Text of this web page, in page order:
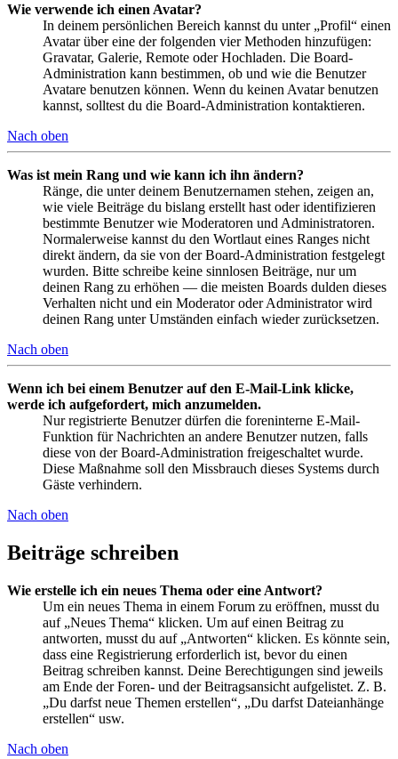
Wie verwende ich einen Avatar?
In deinem persönlichen Bereich kannst du unter „Profil“ einen
Avatar über eine der folgenden vier Methoden hinzufügen:
Gravatar, Galerie, Remote oder Hochladen. Die Board-
Administration kann bestimmen, ob und wie die Benutzer
Avatare benutzen können. Wenn du keinen Avatar benutzen
kannst, solltest du die Board-Administration kontaktieren.
Nach oben
Was ist mein Rang und wie kann ich ihn ändern?
Ränge, die unter deinem Benutzernamen stehen, zeigen an,
wie viele Beiträge du bislang erstellt hast oder identifizieren
bestimmte Benutzer wie Moderatoren und Administratoren.
Normalerweise kannst du den Wortlaut eines Ranges nicht
direkt ändern, da sie von der Board-Administration festgelegt
wurden. Bitte schreibe keine sinnlosen Beiträge, nur um
deinen Rang zu erhöhen — die meisten Boards dulden dieses
Verhalten nicht und ein Moderator oder Administrator wird
deinen Rang unter Umständen einfach wieder zurücksetzen.
Nach oben
Wenn ich bei einem Benutzer auf den E-Mail-Link klicke,
werde ich aufgefordert, mich anzumelden.
Nur registrierte Benutzer dürfen die foreninterne E-Mail-
Funktion für Nachrichten an andere Benutzer nutzen, falls
diese von der Board-Administration freigeschaltet wurde.
Diese Maßnahme soll den Missbrauch dieses Systems durch
Gäste verhindern.
Nach oben
Beiträge schreiben
Wie erstelle ich ein neues Thema oder eine Antwort?
Um ein neues Thema in einem Forum zu eröffnen, musst du
auf „Neues Thema“ klicken. Um auf einen Beitrag zu
antworten, musst du auf „Antworten“ klicken. Es könnte sein,
dass eine Registrierung erforderlich ist, bevor du einen
Beitrag schreiben kannst. Deine Berechtigungen sind jeweils
am Ende der Foren- und der Beitragsansicht aufgelistet. Z. B.
„Du darfst neue Themen erstellen“, „Du darfst Dateianhänge
erstellen“ usw.
Nach oben